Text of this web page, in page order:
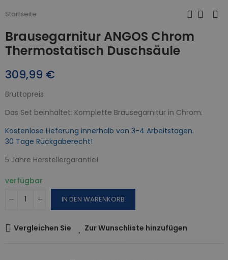
Startseite
Brausegarnitur ANGOS Chrom
Thermostatisch Duschsäule
309,99 €
Bruttopreis
Das Set beinhaltet: Komplette Brausegarnitur in Chrom.
Kostenlose Lieferung innerhalb von 3-4 Arbeitstagen.
30 Tage Rückgaberecht!
5 Jahre Herstellergarantie!
verfügbar
IN DEN WARENKORB
Vergleichen Sie Zur Wunschliste hinzufügen